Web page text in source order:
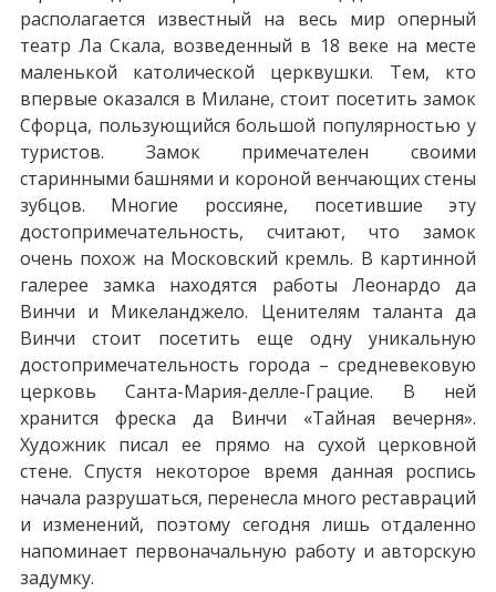
располагается известный на весь мир оперный
театр Ла Скала, возведенный в 18 веке на месте
маленькой католической церквушки. Тем, кто
впервые оказался в Милане, стоит посетить замок
Сфорца, пользующийся большой популярностью у
туристов. Замок примечателен своими
старинными башнями и короной венчающих стены
зубцов. Многие россияне, посетившие эту
достопримечательность, считают, что замок
очень похож на Московский кремль. В картинной
галерее замка находятся работы Леонардо да
Винчи и Микеланджело. Ценителям таланта да
Винчи стоит посетить еще одну уникальную
достопримечательность города – средневековую
церковь Санта-Мария-делле-Грацие. В ней
хранится фреска да Винчи «Тайная вечерня».
Художник писал ее прямо на сухой церковной
стене. Спустя некоторое время данная роспись
начала разрушаться, перенесла много реставраций
и изменений, поэтому сегодня лишь отдаленно
напоминает первоначальную работу и авторскую
задумку.